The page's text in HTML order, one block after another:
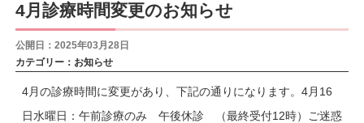
4月診療時間変更のお知らせ
公開日：2025年03月28日
カテゴリー： お知らせ
4月の診療時間に変更があり、下記の通りになります。4月16
日水曜日：午前診療のみ 午後休診 （最終受付12時）ご迷惑